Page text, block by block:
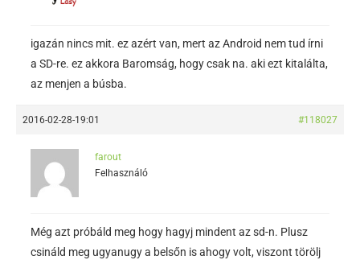
igazán nincs mit. ez azért van, mert az Android nem tud írni
a SD-re. ez akkora Baromság, hogy csak na. aki ezt kitalálta,
az menjen a búsba.
2016-02-28-19:01 #118027
farout
Felhasználó
Még azt próbáld meg hogy hagyj mindent az sd-n. Plusz
csináld meg ugyanugy a belsőn is ahogy volt, viszont törölj